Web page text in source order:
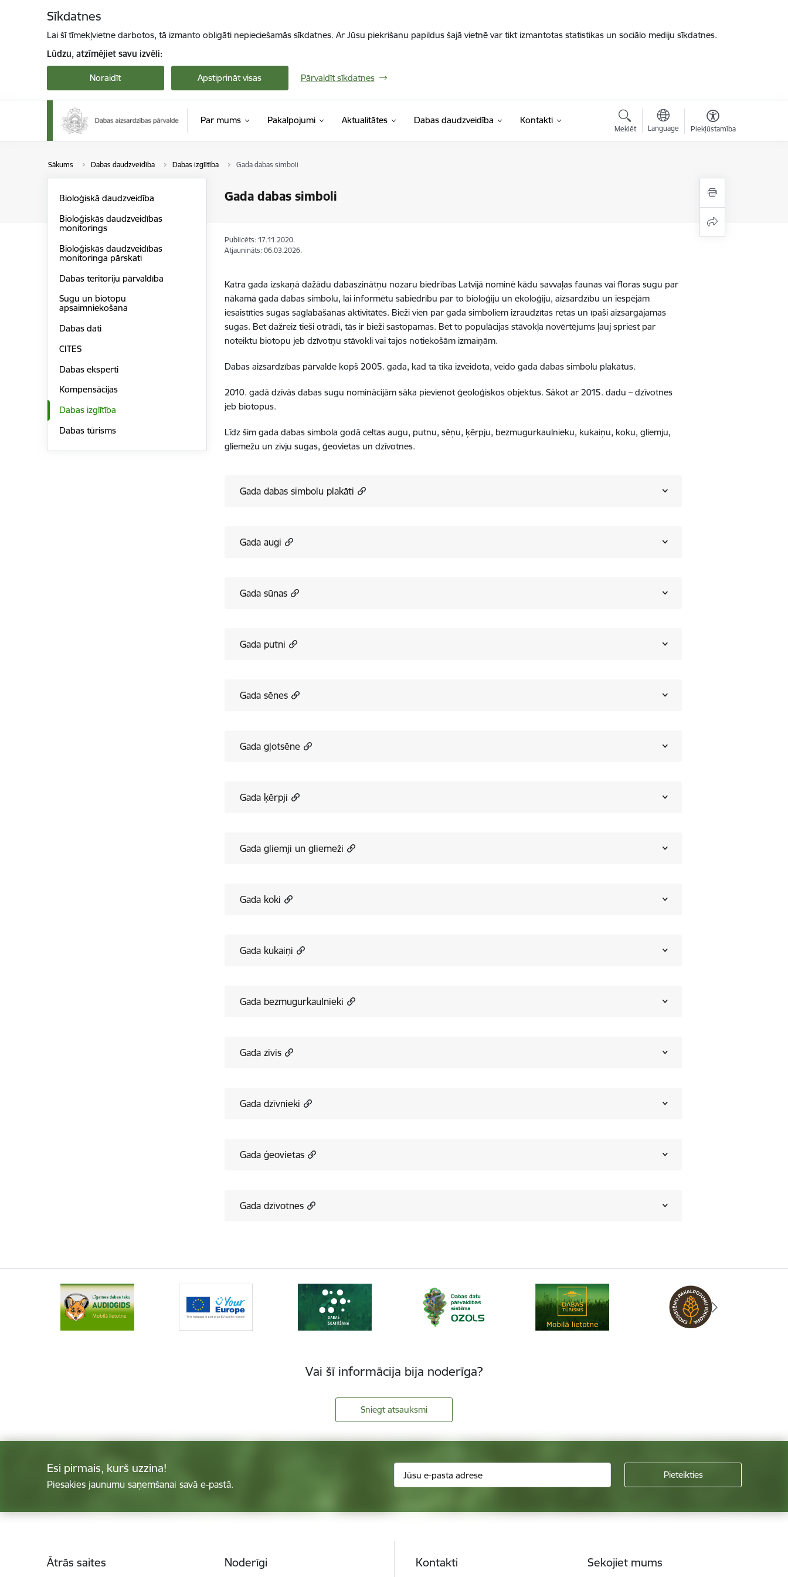
Sīkdatnes
Lai šī tīmekļvietne darbotos, tā izmanto obligāti nepieciešamās sīkdatnes. Ar Jūsu piekrišanu papildus šajā vietnē var tikt izmantotas statistikas un sociālo mediju sīkdatnes.
Lūdzu, atzīmējiet savu izvēli:
Noraidīt Apstiprināt visas Pārvaldīt sīkdatnes
Par mums Pakalpojumi Aktualitātes Dabas daudzveidība Kontakti
Meklēt Language Piekļūstamība
Sākums Dabas daudzveidība Dabas izglītība Gada dabas simboli
Gada dabas simboli
Bioloģiskā daudzveidība
Bioloģiskās daudzveidības
monitorings
Bioloģiskās daudzveidības
monitoringa pārskati
Dabas teritoriju pārvaldība
Sugu un biotopu
apsaimniekošana
Dabas dati
CITES
Dabas eksperti
Kompensācijas
Dabas izglītība
Dabas tūrisms
Publicēts: 17.11.2020.
Atjaunināts: 06.03.2026.
Katra gada izskaņā dažādu dabaszinātņu nozaru biedrības Latvijā nominē kādu savvaļas faunas vai floras sugu par
nākamā gada dabas simbolu, lai informētu sabiedrību par to bioloģiju un ekoloģiju, aizsardzību un iespējām
iesaistīties sugas saglabāšanas aktivitātēs. Bieži vien par gada simboliem izraudzītas retas un īpaši aizsargājamas
sugas. Bet dažreiz tieši otrādi, tās ir bieži sastopamas. Bet to populācijas stāvokļa novērtējums ļauj spriest par
noteiktu biotopu jeb dzīvotņu stāvokli vai tajos notiekošām izmaiņām.
Dabas aizsardzības pārvalde kopš 2005. gada, kad tā tika izveidota, veido gada dabas simbolu plakātus.
2010. gadā dzīvās dabas sugu nominācijām sāka pievienot ģeoloģiskos objektus. Sākot ar 2015. dadu – dzīvotnes
jeb biotopus.
Līdz šim gada dabas simbola godā celtas augu, putnu, sēņu, ķērpju, bezmugurkaulnieku, kukaiņu, koku, gliemju,
gliemežu un zivju sugas, ģeovietas un dzīvotnes.
Gada dabas simbolu plakāti
Gada augi
Gada sūnas
Gada putni
Gada sēnes
Gada gļotsēne
Gada ķērpji
Gada gliemji un gliemeži
Gada koki
Gada kukaiņi
Gada bezmugurkaulnieki
Ga​​​​da zivis
Gada dzīvnieki
Gada ģeovietas
Gada dzīvotnes
Vai šī informācija bija noderīga?
Sniegt atsauksmi
Esi pirmais, kurš uzzina!
Piesakies jaunumu saņemšanai savā e-pastā.
Ātrās saites Noderīgi Kontakti Sekojiet mums